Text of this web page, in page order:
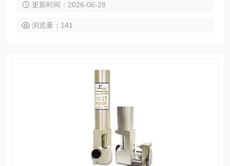
更新时间：2026-06-28
浏览量：141